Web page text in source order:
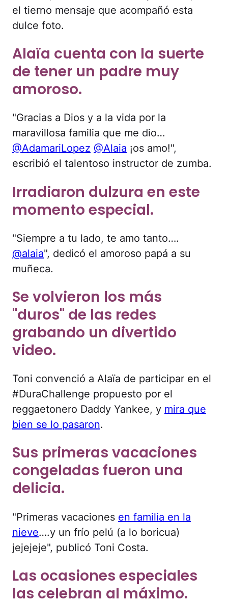
el tierno mensaje que acompañó esta
dulce foto.
Alaïa cuenta con la suerte
de tener un padre muy
amoroso.
"Gracias a Dios y a la vida por la
maravillosa familia que me dio…
@AdamariLopez @Alaia ¡os amo!",
escribió el talentoso instructor de zumba.
Irradiaron dulzura en este
momento especial.
"Siempre a tu lado, te amo tanto….
@alaia", dedicó el amoroso papá a su
muñeca.
Se volvieron los más
"duros" de las redes
grabando un divertido
video.
Toni convenció a Alaïa de participar en el
#DuraChallenge propuesto por el
reggaetonero Daddy Yankee, y mira que
bien se lo pasaron.
Sus primeras vacaciones
congeladas fueron una
delicia.
"Primeras vacaciones en familia en la
nieve….y un frío pelú (a lo boricua)
jejejeje", publicó Toni Costa.
Las ocasiones especiales
las celebran al máximo.